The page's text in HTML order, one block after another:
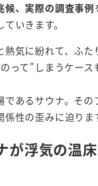
候、実際の調査事例
ていきます。
熱気に紛れて、ふた
って”しまうケース
であるサウナ。その
係性の歪みに迫りま
が浮気の温